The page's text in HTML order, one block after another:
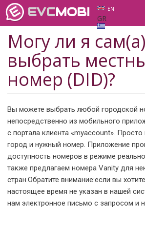
EVCMOBI EN
GR
Могу ли я сам(а)
выбрать
номер (DID)?
Вы можете выбрать любой городской
непосредственно из мобильного
с портала клиента «myaccount». Просто
город и нужный номер. Приложение
доступность номеров в режиме
также предлагаем номера Vanity для
стран.Обратите внимание:если вы
настоящее время не указан в нашей
нам электронное письмо с запросом и